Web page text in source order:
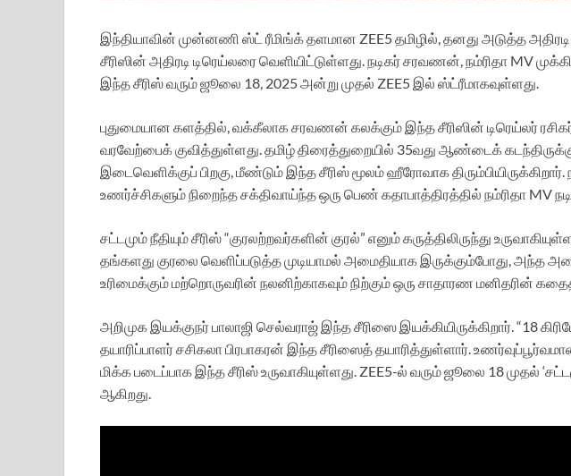
இந்தியாவின் முன்னணி ஸ்ட் ரீமிங்க் தளமான ZEE5 தமிழில், தனது அடுத்த அதிரடி
சீரிஸின் அதிரடி டிரெய்லரை வெளியிட்டுள்ளது. நடிகர் சரவணன், நம்ரிதா MV
இந்த சீரிஸ் வரும் ஜூலை 18, 2025 அன்று முதல் ZEE5 இல் ஸ்ட்ரீமாகவுள்ளது.
புதுமையான களத்தில், வக்கீலாக சரவணன் கலக்கும் இந்த சீரிஸின் டிரெய்லர்
வரவேற்பைக் குவித்துள்ளது. தமிழ் திரைத்துறையில் 35வது ஆண்டைக்
இடைவெளிக்குப் பிறகு, மீண்டும் இந்த சீரிஸ் மூலம் ஹீரோவாக திரும்பியிருக்கிறார்.
உணர்ச்சிகளும் நிறைந்த சக்திவாய்ந்த ஒரு பெண் கதாபாத்திரத்தில் நம்ரிதா MV
சட்டமும் நீதியும் சீரிஸ் “குரலற்றவர்களின் குரல்” எனும் கருத்திலிருந்து
தங்களது குரலை வெளிப்படுத்த முடியாமல் அமைதியாக இருக்கும்போது, அந்த
உரிமைக்கும் மற்றொருவரின் நலனிற்காகவும் நிற்கும் ஒரு சாதாரண மனிதரின்
அறிமுக இயக்குநர் பாலாஜி செல்வராஜ் இந்த சீரிஸை இயக்கியிருக்கிறார். “18
தயாரிப்பாளர் சசிகலா பிரபாகரன் இந்த சீரிஸைத் தயாரித்துள்ளார்.
மிக்க படைப்பாக இந்த சீரிஸ் உருவாகியுள்ளது. ZEE5-ல் வரும் ஜூலை 18 முதல்
ஆகிறது.